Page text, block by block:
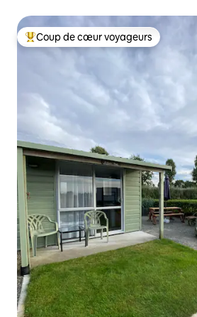
Coups de cœur voyageurs les plus
Coup de cœur voyageurs